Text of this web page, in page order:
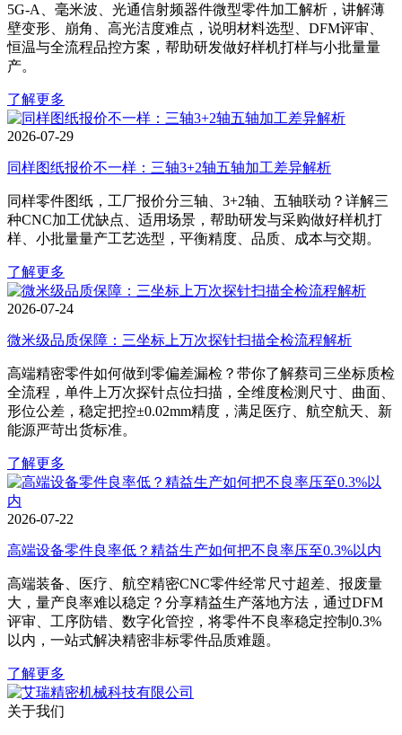
5G‑A、毫米波、光通信射频器件微型零件加工解析，讲解薄
壁变形、崩角、高光洁度难点，说明材料选型、DFM评审、
恒温与全流程品控方案，帮助研发做好样机打样与小批量量
产。
了解更多
2026-07-29
同样图纸报价不一样：三轴3+2轴五轴加工差异解析
同样零件图纸，工厂报价分三轴、3+2轴、五轴联动？详解三
种CNC加工优缺点、适用场景，帮助研发与采购做好样机打
样、小批量量产工艺选型，平衡精度、品质、成本与交期。
了解更多
2026-07-24
微米级品质保障：三坐标上万次探针扫描全检流程解析
高端精密零件如何做到零偏差漏检？带你了解蔡司三坐标质检
全流程，单件上万次探针点位扫描，全维度检测尺寸、曲面、
形位公差，稳定把控±0.02mm精度，满足医疗、航空航天、新
能源严苛出货标准。
了解更多
2026-07-22
高端设备零件良率低？精益生产如何把不良率压至0.3%以内
高端装备、医疗、航空精密CNC零件经常尺寸超差、报废量
大，量产良率难以稳定？分享精益生产落地方法，通过DFM
评审、工序防错、数字化管控，将零件不良率稳定控制0.3%
以内，一站式解决精密非标零件品质难题。
了解更多
关于我们